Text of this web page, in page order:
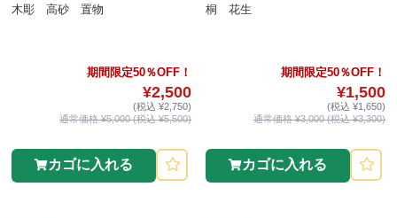
木彫 高砂 置物
期間限定50％OFF！
¥2,500
(税込 ¥2,750)
通常価格 ¥5,000 (税込 ¥5,500)
カゴに入れる
桐 花生
期間限定50％OFF！
¥1,500
(税込 ¥1,650)
通常価格 ¥3,000 (税込 ¥3,300)
カゴに入れる